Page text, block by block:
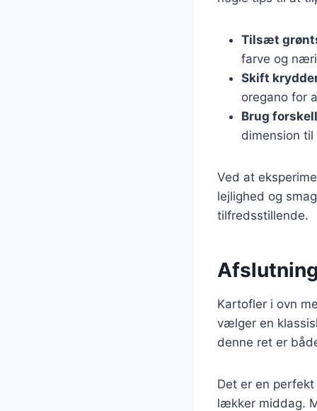
Tilsæt
farve og
Skift
oregano for
Brug
dimension
Ved at
lejlighed og
tilfredsstillende.
Kartofler i ovn
vælger en
denne ret er
Det er en
lækker middag.